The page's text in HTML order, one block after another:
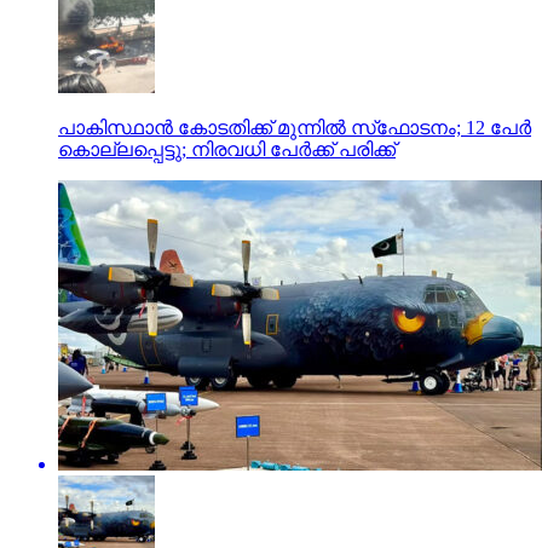
പാകിസ്ഥാന്‍ കോടതിക്ക് മുന്നില്‍ സ്‌ഫോടനം; 12 പേര്‍
കൊല്ലപ്പെട്ടു; നിരവധി പേര്‍ക്ക് പരിക്ക്